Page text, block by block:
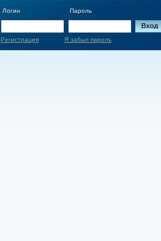
Логин Пароль
Регистрация Я забыл пароль